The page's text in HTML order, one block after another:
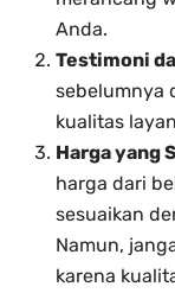
Anda.
Testimoni
sebelumnya
kualitas
Harga yang
harga dari
sesuaikan
Namun,
karena